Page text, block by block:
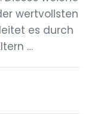
wertvollsten
es durch
…